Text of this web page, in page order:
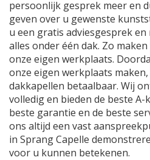
persoonlijk gesprek meer en
geven over u gewenste
u een gratis adviesgesprek
alles onder één dak. Zo
onze eigen werkplaats.
onze eigen werkplaats
dakkapellen betaalbaar. Wij
volledig en bieden de beste
beste garantie en de beste
ons altijd een vast
in Sprang Capelle
voor u kunnen betekenen.